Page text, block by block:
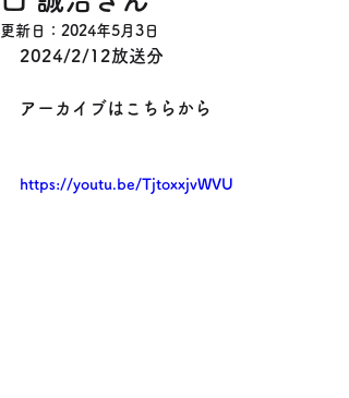
更新日： 2024年5月3日
2024/2/12放送分
アーカイブはこちらから
https://youtu.be/TjtoxxjvWVU